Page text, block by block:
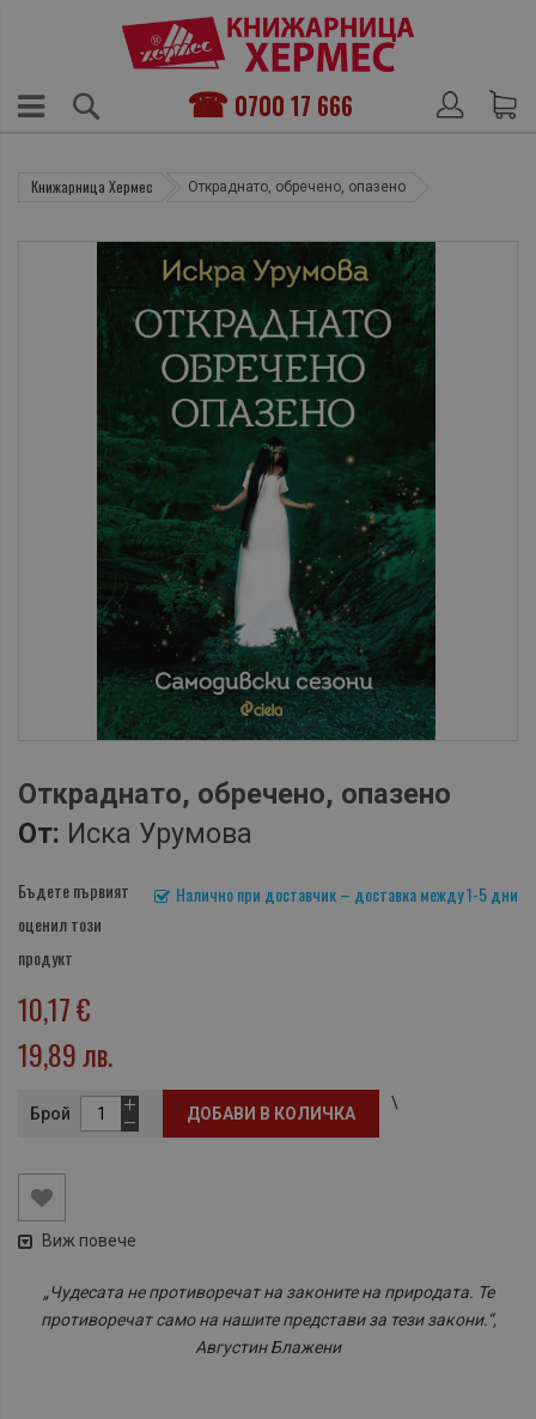
0700 17 666
Книжарница Хермес Откраднато, обречено, опазено
Откраднато, обречено, опазено
От: Иска Урумова
Налично при доставчик – доставка между 1-5 дни
Бъдете първият
оценил този
продукт
10,17 €
19,89 лв.
Брой ДОБАВИ В КОЛИЧКА
\
Виж повече
„Чудесата не противоречат на законите на природата. Те
противоречат само на нашите представи за тези закони.“,
Августин Блажени